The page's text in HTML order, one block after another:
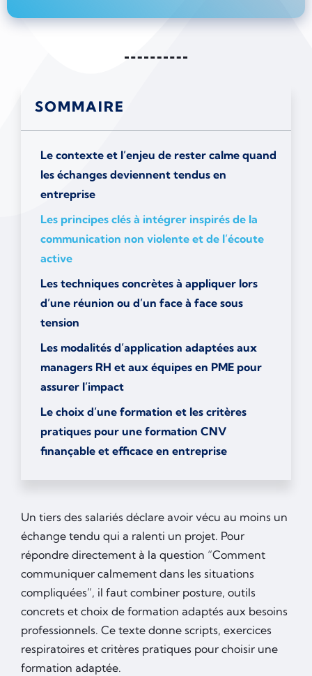
SOMMAIRE
Le contexte et l’enjeu de rester calme quand
les échanges deviennent tendus en
entreprise
Les principes clés à intégrer inspirés de la
communication non violente et de l’écoute
active
Les techniques concrètes à appliquer lors
d’une réunion ou d’un face à face sous
tension
Les modalités d’application adaptées aux
managers RH et aux équipes en PME pour
assurer l’impact
Le choix d’une formation et les critères
pratiques pour une formation CNV
finançable et efficace en entreprise
Un tiers des salariés déclare avoir vécu au moins un
échange tendu qui a ralenti un projet. Pour
répondre directement à la question “Comment
communiquer calmement dans les situations
compliquées”, il faut combiner posture, outils
concrets et choix de formation adaptés aux besoins
professionnels. Ce texte donne scripts, exercices
respiratoires et critères pratiques pour choisir une
formation adaptée.